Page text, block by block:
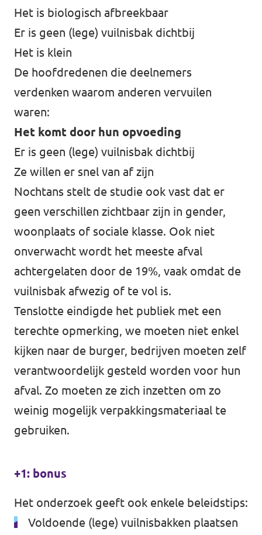
Het is biologisch afbreekbaar
Er is geen (lege) vuilnisbak dichtbij
Het is klein
De hoofdredenen die deelnemers
verdenken waarom anderen vervuilen
waren:
Het komt door hun opvoeding
Er is geen (lege) vuilnisbak dichtbij
Ze willen er snel van af zijn
Nochtans stelt de studie ook vast dat er
geen verschillen zichtbaar zijn in gender,
woonplaats of sociale klasse. Ook niet
onverwacht wordt het meeste afval
achtergelaten door de 19%, vaak omdat de
vuilnisbak afwezig of te vol is.
Tenslotte eindigde het publiek met een
terechte opmerking, we moeten niet enkel
kijken naar de burger, bedrijven moeten zelf
verantwoordelijk gesteld worden voor hun
afval. Zo moeten ze zich inzetten om zo
weinig mogelijk verpakkingsmateriaal te
gebruiken.
+1: bonus
Het onderzoek geeft ook enkele beleidstips:
Voldoende (lege) vuilnisbakken plaatsen